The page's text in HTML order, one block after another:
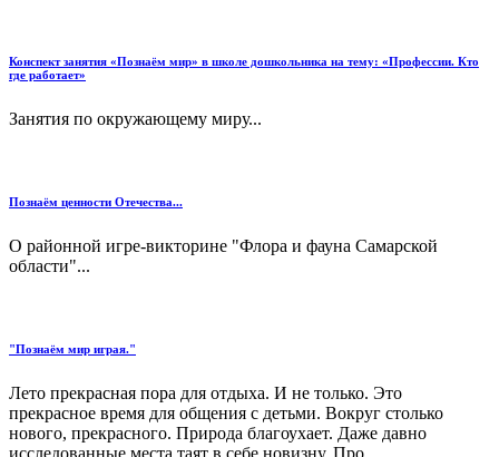
Конспект занятия «Познаём мир» в школе дошкольника на тему: «Профессии. Кто
где работает»
Занятия по окружающему миру...
Познаём ценности Отечества...
О районной игре-викторине "Флора и фауна Самарской
области"...
"Познаём мир играя."
Лето прекрасная пора для отдыха. И не только. Это
прекрасное время для общения с детьми. Вокруг столько
нового, прекрасного. Природа благоухает. Даже давно
исследованные места таят в себе новизну. Про...